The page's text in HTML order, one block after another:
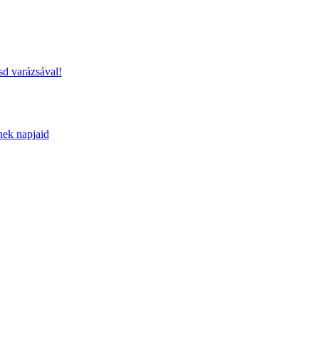
varázsával!
napjaid